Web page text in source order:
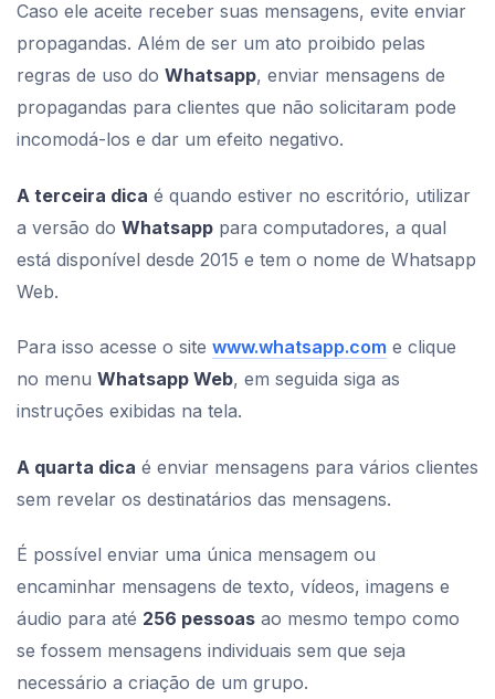
Caso ele aceite receber suas mensagens, evite enviar
propagandas. Além de ser um ato proibido pelas
regras de uso do Whatsapp, enviar mensagens de
propagandas para clientes que não solicitaram pode
incomodá-los e dar um efeito negativo.
A terceira dica é quando estiver no escritório, utilizar
a versão do Whatsapp para computadores, a qual
está disponível desde 2015 e tem o nome de Whatsapp
Web.
Para isso acesse o site www.whatsapp.com e clique
no menu Whatsapp Web, em seguida siga as
instruções exibidas na tela.
A quarta dica é enviar mensagens para vários clientes
sem revelar os destinatários das mensagens.
É possível enviar uma única mensagem ou
encaminhar mensagens de texto, vídeos, imagens e
áudio para até 256 pessoas ao mesmo tempo como
se fossem mensagens individuais sem que seja
necessário a criação de um grupo.